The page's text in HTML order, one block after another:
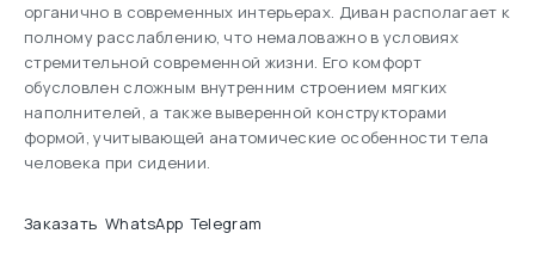
органично в современных интерьерах. Диван располагает к
полному расслаблению, что немаловажно в условиях
стремительной современной жизни. Его комфорт
обусловлен сложным внутренним строением мягких
наполнителей, а также выверенной конструкторами
формой, учитывающей анатомические особенности тела
человека при сидении.
Заказать WhatsApp Telegram